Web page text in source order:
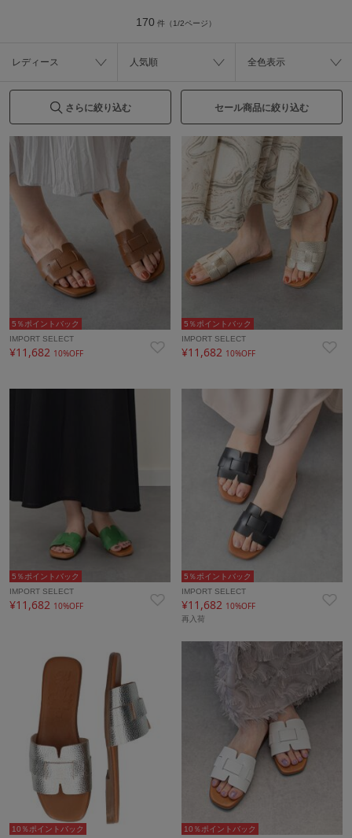
170 件（1/2ページ）
レディース 人気順 全色表示
さらに絞り込む セール商品に絞り込む
5％ポイントバック
IMPORT SELECT
¥11,682 10%OFF
5％ポイントバック
IMPORT SELECT
¥11,682 10%OFF
5％ポイントバック
IMPORT SELECT
¥11,682 10%OFF
5％ポイントバック
IMPORT SELECT
¥11,682 10%OFF
再入荷
10％ポイントバック
10％ポイントバック